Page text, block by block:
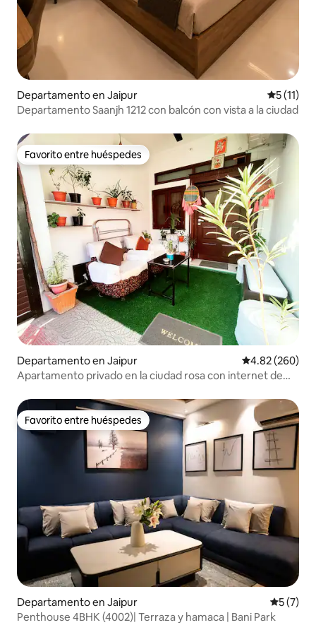
Departamento en Jaipur
5 (11)
Departamento Saanjh 1212 con balcón con vista a la ciudad
Favorito entre huéspedes
Favorito entre huéspedes
Departamento en Jaipur Calificación
4.82 (260)
Apartamento privado en la ciudad rosa con internet de
Favorito entre huéspedes
Favorito entre huéspedes
Departamento en Jaipur
5 (7)
Penthouse 4BHK (4002)| Terraza y hamaca | Bani Park